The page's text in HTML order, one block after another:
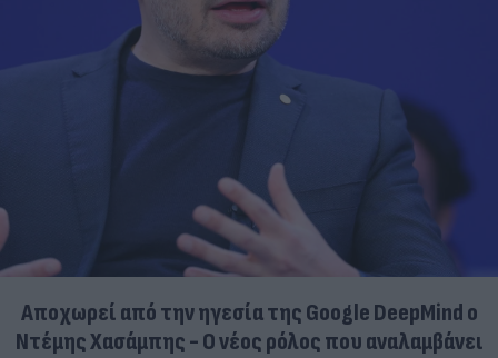
Αποχωρεί από την ηγεσία της Google DeepMind ο
Ντέμης Χασάμπης - Ο νέος ρόλος που αναλαμβάνει